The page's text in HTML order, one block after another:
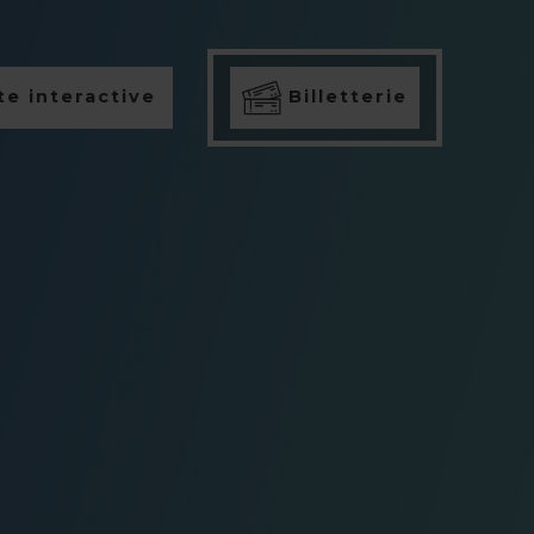
interactive Billetterie